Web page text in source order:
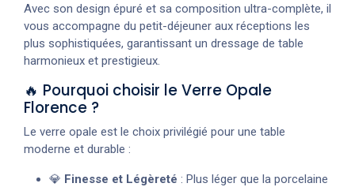
Avec son design épuré et sa composition ultra-complète, il
vous accompagne du petit-déjeuner aux réceptions les
plus sophistiquées, garantissant un dressage de table
harmonieux et prestigieux.
🔥 Pourquoi choisir le Verre Opale
Florence ?
Le verre opale est le choix privilégié pour une table
moderne et durable :
💎 Finesse et Légèreté : Plus léger que la porcelaine